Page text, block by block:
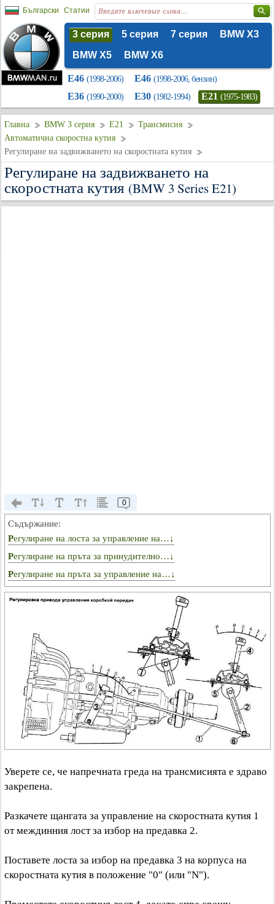
Български Статии
3 серия 5 серия 7 серия
BMW X3
BMW X5
BMW X6
E46 (1998-2006) E46 (1998-2006, бензин)
E36 (1990-2000) E30 (1982-1994) E21 (1975-1983)
Главна BMW 3 серия E21
Трансмисия
Автоматична скоростна кутия
Регулиране на задвижването на скоростната кутия
Регулиране на задвижването на
скоростната кутия (BMW 3 Series E21)
0
Съдържание:
Регулиране на лоста за управление на…↓
Регулиране на пръта за принудително…↓
Регулиране на пръта за управление на…↓
Уверете се, че напречната греда на трансмисията е здраво
закрепена.
Разкачете щангата за управление на скоростната кутия 1
от междинния лост за избор на предавка 2.
Поставете лоста за избор на предавка 3 на корпуса на
скоростната кутия в положение "0" (или "N").